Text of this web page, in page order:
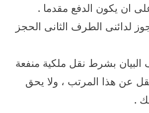
ان يكون الدفع مقدما .
لدائنى الطرف الثانى الحجز
البيان بشرط نقل ملكية منفعة
عن هذا المرتب ، ولا يحق
.